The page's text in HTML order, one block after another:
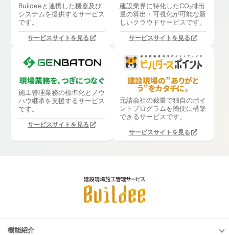
Buildeeと連携した機器及び
システムを提供するサービス
です。
サービスサイトを見る
建設業界に特化したCO₂排出
量の算出・可視化が可能な新
しいクラウドサービスです。
サービスサイトを見る
現場業務を、つぎにつなぐ
施工管理業務の標準化と ノウ
ハウ継承を支援するサービス
です。
サービスサイトを見る
建設現場の”ありがと
う”をカタチに。
元請会社の裁量で独自のポイ
ントプログラムを簡便に構築
できるサービスです。
サービスサイトを見る
機能紹介